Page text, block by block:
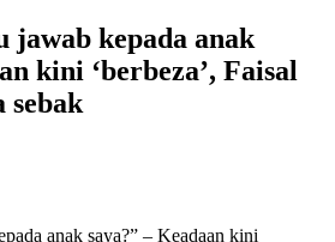
jawab kepada anak
kini ‘berbeza’, Faisal
sebak
anak saya?” – Keadaan kini